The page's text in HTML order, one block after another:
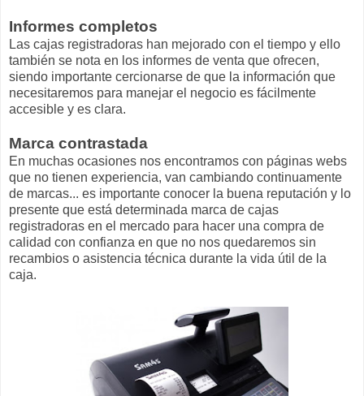
Informes completos
Las cajas registradoras han mejorado con el tiempo y ello
también se nota en los informes de venta que ofrecen,
siendo importante cercionarse de que la información que
necesitaremos para manejar el negocio es fácilmente
accesible y es clara.
Marca contrastada
En muchas ocasiones nos encontramos con páginas webs
que no tienen experiencia, van cambiando continuamente
de marcas... es importante conocer la buena reputación y lo
presente que está determinada marca de cajas
registradoras en el mercado para hacer una compra de
calidad con confianza en que no nos quedaremos sin
recambios o asistencia técnica durante la vida útil de la
caja.